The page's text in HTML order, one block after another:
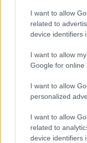
I want to allow
related to
device identifiers
I want to allow
Google for online
I want to allow
personalized
I want to allow
related to
device identifiers